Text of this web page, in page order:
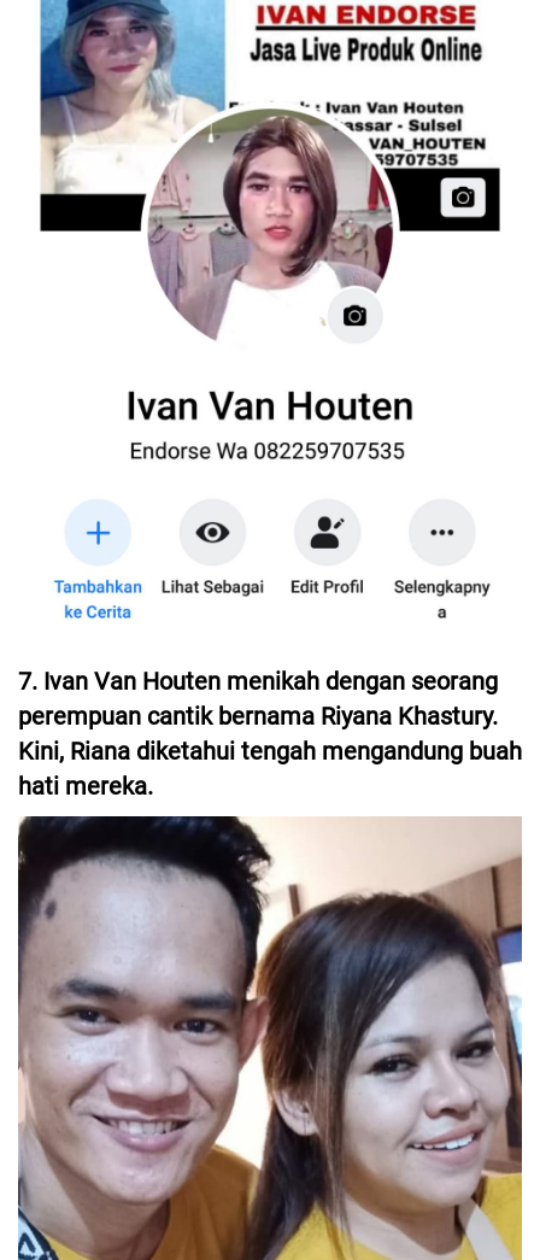
7. Ivan Van Houten menikah dengan seorang
perempuan cantik bernama Riyana Khastury.
Kini, Riana diketahui tengah mengandung buah
hati mereka.